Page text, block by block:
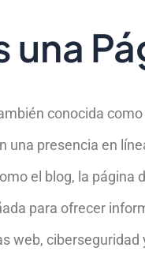
una
conocida como
una presencia en
el blog, la página
para ofrecer
web, ciberseguridad